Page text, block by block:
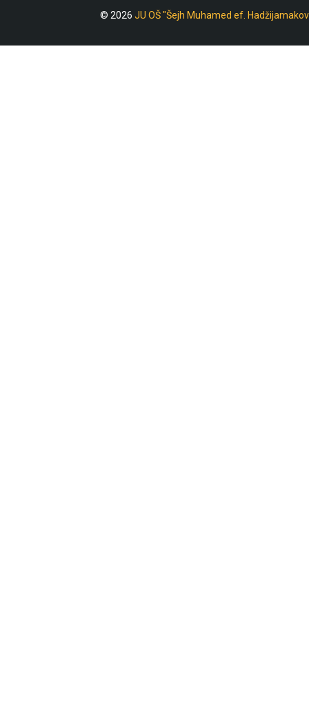
© 2026 JU OŠ "Šejh Muhamed ef.